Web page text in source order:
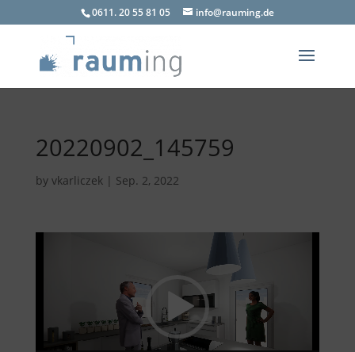
0611. 20 55 81 05 info@rauming.de
20220902_145759
by vkarliczek| Sep. 2, 2022